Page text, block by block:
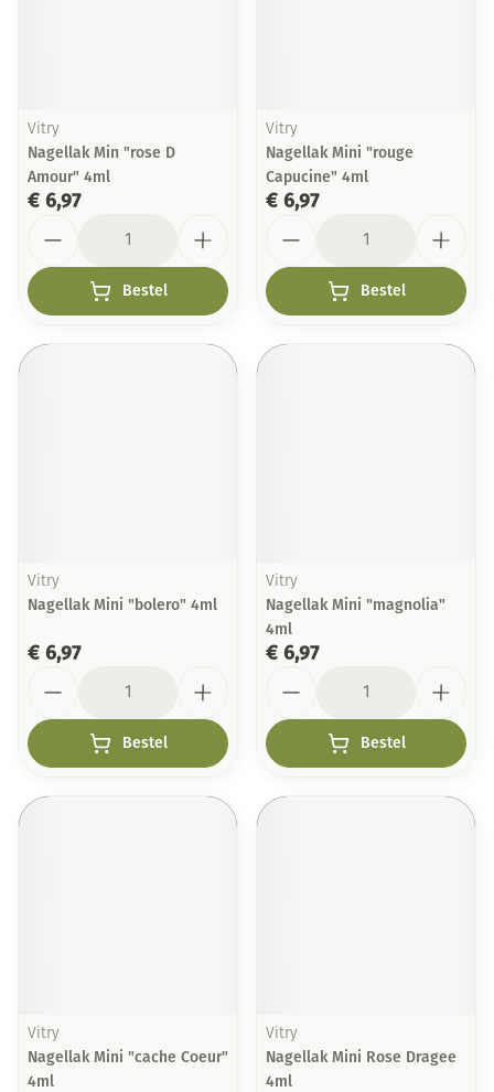
Vitry
Nagellak Min "rose D
Amour" 4ml
€ 6,97
Bestel
Vitry
Nagellak Mini "rouge
Capucine" 4ml
€ 6,97
Bestel
Vitry
Nagellak Mini "bolero" 4ml
€ 6,97
Bestel
Vitry
Nagellak Mini "magnolia"
4ml
€ 6,97
Bestel
Vitry
Nagellak Mini "cache Coeur"
4ml
Vitry
Nagellak Mini Rose Dragee
4ml